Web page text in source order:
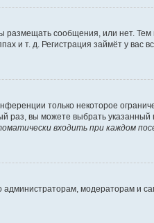
размещать сообщения, или нет.
и т. д. Регистрация займёт у вас
только некоторое
раз, вы можете выбрать
входить при каждом
администраторам, модераторам и